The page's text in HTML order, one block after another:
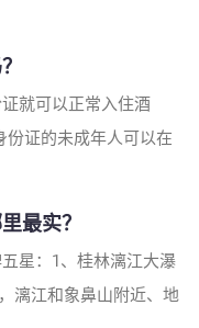
就可以正常入住酒
份证的未成年人可以在
最实？
星：1、桂林漓江大瀑
漓江和象鼻山附近、地